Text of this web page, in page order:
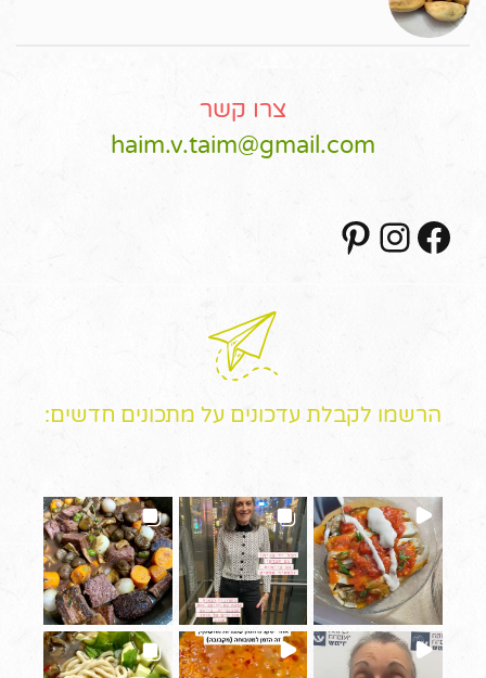
צרו קשר
haim.v.taim@gmail.com
Facebook
Instagram
הרשמו לקבלת עדכונים על מתכונים חדשים: